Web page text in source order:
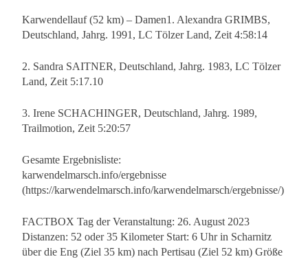
Karwendellauf (52 km) – Damen1. Alexandra GRIMBS,
Deutschland, Jahrg. 1991, LC Tölzer Land, Zeit 4:58:14
2. Sandra SAITNER, Deutschland, Jahrg. 1983, LC Tölzer
Land, Zeit 5:17.10
3. Irene SCHACHINGER, Deutschland, Jahrg. 1989,
Trailmotion, Zeit 5:20:57
Gesamte Ergebnisliste:
karwendelmarsch.info/ergebnisse
(https://karwendelmarsch.info/karwendelmarsch/ergebnisse/)
FACTBOX Tag der Veranstaltung: 26. August 2023
Distanzen: 52 oder 35 Kilometer Start: 6 Uhr in Scharnitz
über die Eng (Ziel 35 km) nach Pertisau (Ziel 52 km) Größe